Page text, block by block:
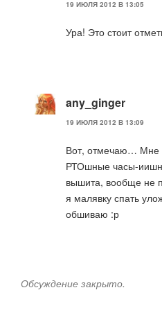
19 ИЮЛЯ 2012 В 13:05
Ура! Это стоит
any_ginger
19 ИЮЛЯ 2012 В 13:09
Вот, отмечаю… Мне
РТОшные часы-
вышита, вообще не
я малявку спать
обшиваю :р
Обсуждение закрыто.